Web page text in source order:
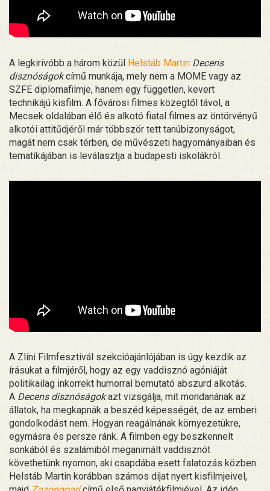
A legkirívóbb a három közül Helstáb Martin Decens
disznóságokcímű munkája, mely nem a MOME vagy az
SZFE diplomafilmje, hanem egy független, kevert
technikájú kisfilm. A fővárosi filmes közegtől távol, a
Mecsek oldalában élő és alkotó fiatal filmes az öntörvényű
alkotói attitűdjéről már többször tett tanúbizonyságot,
magát nem csak térben, de művészeti hagyományaiban és
tematikájában is leválasztja a budapesti iskolákról.
A Zlíni Filmfesztivál szekcióajánlójában is úgy kezdik az
írásukat a filmjéről, hogy az egy vaddisznó agóniáját
politikailag inkorrekt humorral bemutató abszurd alkotás.
A Decens disznóságokazt vizsgálja, mit mondanának az
állatok, ha megkapnák a beszéd képességét, de az emberi
gondolkodást nem. Hogyan reagálnának környezetükre,
egymásra és persze ránk. A filmben egy beszkennelt
sonkából és szalámiból meganimált vaddisznót
követhetünk nyomon, aki csapdába esett falatozás közben.
Helstáb Martin korábban számos díjat nyert kisfilmjeivel,